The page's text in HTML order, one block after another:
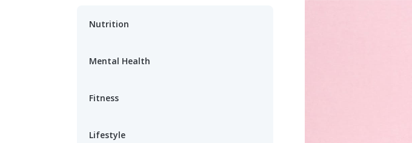
Nutrition
Mental Health
Fitness
Lifestyle